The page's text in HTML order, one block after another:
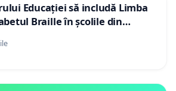
Educației să includă Limba
Braille în școlile din